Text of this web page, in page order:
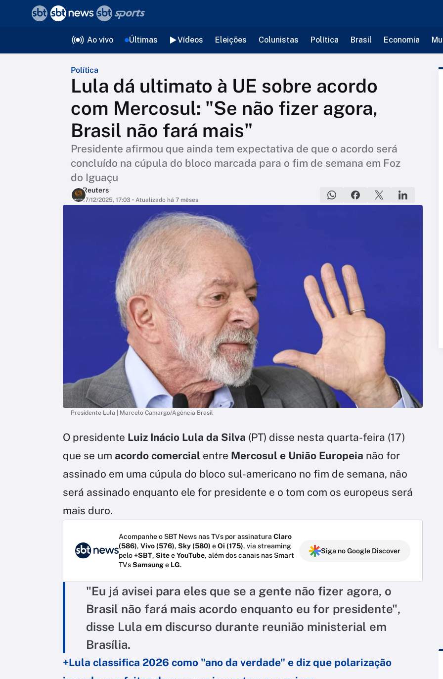
Ao vivo Últimas Vídeos Eleições Colunistas Política Brasil Economia
Política
Lula dá ultimato à UE sobre acordo
com Mercosul: "Se não fizer agora,
Brasil não fará mais"
Presidente afirmou que ainda tem expectativa de que o acordo será
concluído na cúpula do bloco marcada para o fim de semana em Foz
do Iguaçu
Reuters
17/12/2025, 17:03 • Atualizado há 7 mêses
Presidente Lula | Marcelo Camargo/Agência Brasil
O presidente Luiz Inácio Lula da Silva (PT) disse nesta quarta-feira (17)
que se um acordo comercial entre Mercosul e União Europeia não for
assinado em uma cúpula do bloco sul-americano no fim de semana, não
será assinado enquanto ele for presidente e o tom com os europeus será
mais duro.
Acompanhe o SBT News nas TVs por assinatura Claro
(586), Vivo (576), Sky (580) eOi (175), via streaming
pelo+SBT, SiteeYouTube, além dos canais nas Smart
TVsSamsunge LG.
Siga no Google Discover
"Eu já avisei para eles que se a gente não fizer agora, o
Brasil não fará mais acordo enquanto eu for presidente",
disse Lula em discurso durante reunião ministerial em
Brasília.
+Lula classifica 2026 como "ano da verdade" e diz que polarização
voltar
Editorias